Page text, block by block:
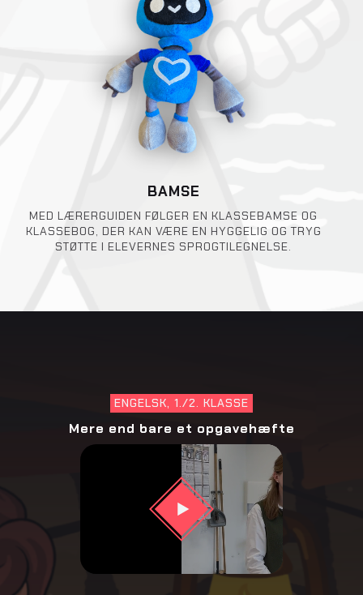
BAMSE
MED LÆRERGUIDEN FØLGER EN KLASSEBAMSE OG
KLASSEBOG, DER KAN VÆRE EN HYGGELIG OG TRYG
STØTTE I ELEVERNES SPROGTILEGNELSE.
ENGELSK, 1./2. KLASSE
Mere end bare et opgavehæfte